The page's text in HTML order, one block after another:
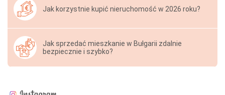
Jak korzystnie kupić nieruchomość w 2026 roku?
Jak sprzedać mieszkanie w Bułgarii zdalnie
bezpiecznie i szybko?